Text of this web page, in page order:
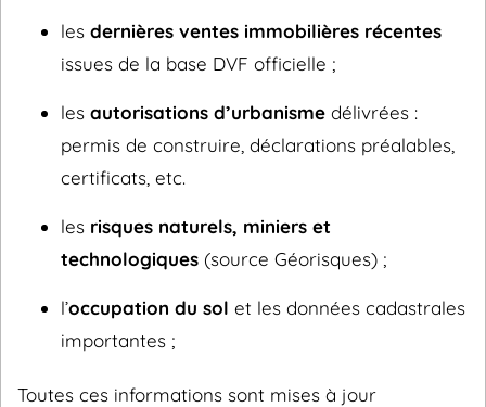
les dernières ventes immobilières récentes
issues de la base DVF officielle ;
les autorisations d’urbanisme délivrées :
permis de construire, déclarations préalables,
certificats, etc.
les risques naturels, miniers et
technologiques (source Géorisques) ;
l’occupation du sol et les données cadastrales
importantes ;
Toutes ces informations sont mises à jour